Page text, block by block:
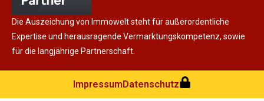
Die Auszeichung von Immowelt steht für außerordentliche
Expertise und herausragende Vermarktungskompetenz, sowie
für die langjährige Partnerschaft.
ImpressumDatenschutz